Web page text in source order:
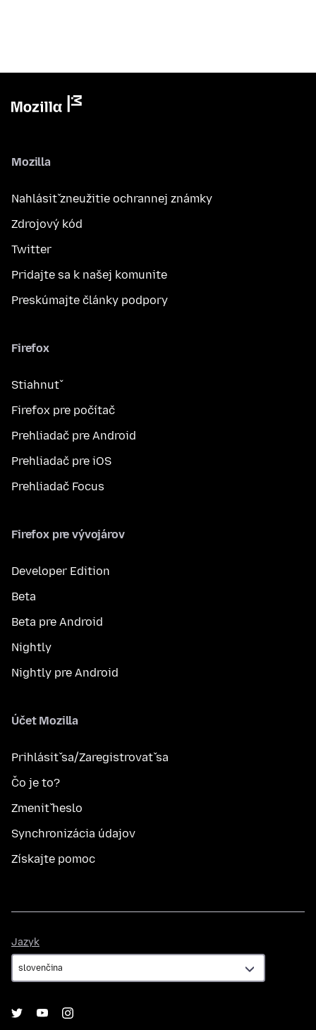
Mozilla
Nahlásiť zneužitie ochrannej známky
Zdrojový kód
Twitter
Pridajte sa k našej komunite
Preskúmajte články podpory
Firefox
Stiahnuť
Firefox pre počítač
Prehliadač pre Android
Prehliadač pre iOS
Prehliadač Focus
Firefox pre vývojárov
Developer Edition
Beta
Beta pre Android
Nightly
Nightly pre Android
Účet Mozilla
Prihlásiť sa/Zaregistrovať sa
Čo je to?
Zmeniť heslo
Synchronizácia údajov
Získajte pomoc
Jazyk